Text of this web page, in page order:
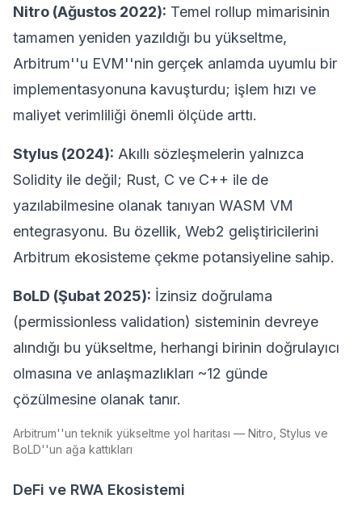
Nitro (Ağustos 2022): Temel rollup mimarisinin
tamamen yeniden yazıldığı bu yükseltme,
Arbitrum''u EVM''nin gerçek anlamda uyumlu bir
implementasyonuna kavuşturdu; işlem hızı ve
maliyet verimliliği önemli ölçüde arttı.
Stylus (2024): Akıllı sözleşmelerin yalnızca
Solidity ile değil; Rust, C ve C++ ile de
yazılabilmesine olanak tanıyan WASM VM
entegrasyonu. Bu özellik, Web2 geliştiricilerini
Arbitrum ekosisteme çekme potansiyeline sahip.
BoLD (Şubat 2025): İzinsiz doğrulama
(permissionless validation) sisteminin devreye
alındığı bu yükseltme, herhangi birinin doğrulayıcı
olmasına ve anlaşmazlıkları ~12 günde
çözülmesine olanak tanır.
Arbitrum''un teknik yükseltme yol haritası — Nitro, Stylus ve
BoLD''un ağa kattıkları
DeFi ve RWA Ekosistemi